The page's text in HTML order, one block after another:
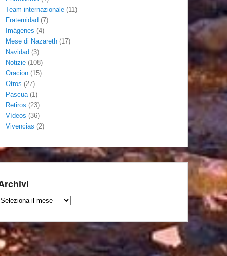
Team internazionale (11)
Fraternidad (7)
Imágenes (4)
Mese di Nazareth (17)
Navidad (3)
Notizie (108)
Oracion (15)
Otros (27)
Pascua(1)
Retiros (23)
Vídeos (36)
Vivencias (2)